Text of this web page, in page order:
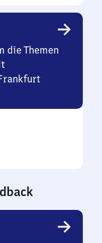
die Themen